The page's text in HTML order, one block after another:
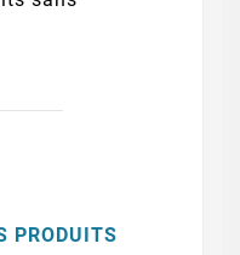
PRODUITS